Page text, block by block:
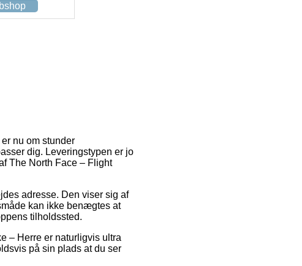
nu om stunder
dig. Leveringstypen er jo
The North Face – Flight
adresse. Den viser sig af
kan ikke benægtes at
tilholdssted.
– Herre er naturligvis ultra
på sin plads at du ser